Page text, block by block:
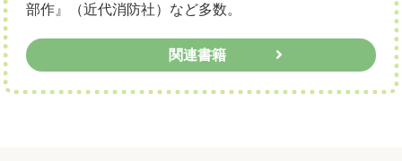
部作』（近代消防社）など多数。
関連書籍